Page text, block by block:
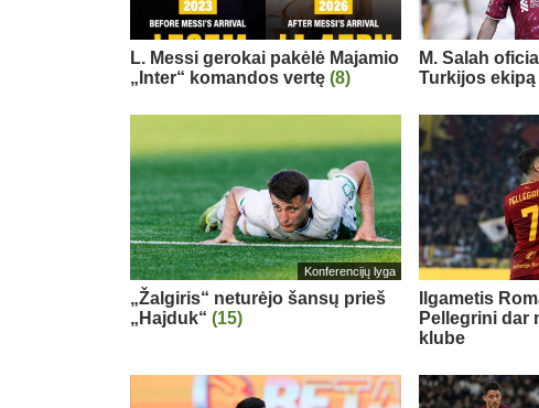
L. Messi gerokai pakėlė Majamio
„Inter“ komandos vertę (8)
M. Salah
Turkijos
Konferencijų lyga
„Žalgiris“ neturėjo šansų prieš
„Hajduk“ (15)
Ilgametis
Pellegrini dar
klube